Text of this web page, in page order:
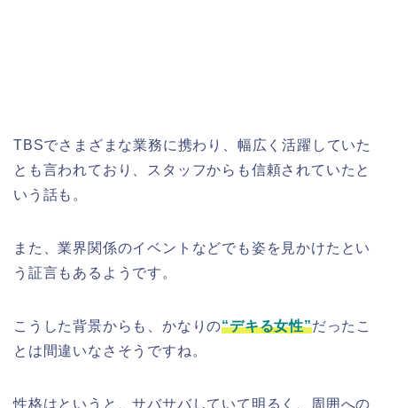
TBSでさまざまな業務に携わり、幅広く活躍していた
とも言われており、スタッフからも信頼されていたと
いう話も。
また、業界関係のイベントなどでも姿を見かけたとい
う証言もあるようです。
こうした背景からも、かなりの“デキる女性”だったこ
とは間違いなさそうですね。
性格はというと、サバサバしていて明るく、周囲への